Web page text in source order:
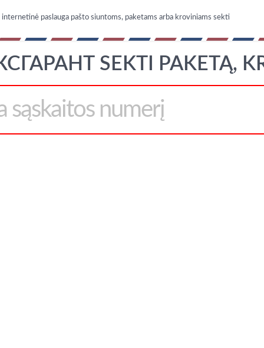
paslauga pašto siuntoms, paketams arba kroviniams sekti
SEKTI PAKETĄ,